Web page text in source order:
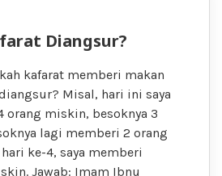
Diangsur?
kafarat memberi makan
Misal, hari ini saya
orang miskin, besoknya 3
lagi memberi 2 orang
ke-4, saya memberi
Jawab: Imam Ibnu